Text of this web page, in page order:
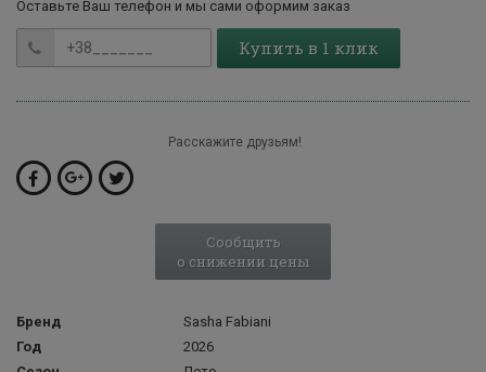
Оставьте Ваш телефон и мы сами оформим заказ
Купить в 1 клик
Расскажите друзьям!
Сообщить
о снижении цены
Бренд
Sasha Fabiani
Год
2026